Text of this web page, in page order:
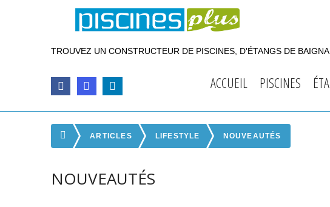
TROUVEZ UN CONSTRUCTEUR DE PISCINES, D'ÉTANGS DE
ACCUEIL PISCINES
ARTICLES LIFESTYLE NOUVEAUTÉS
NOUVEAUTÉS